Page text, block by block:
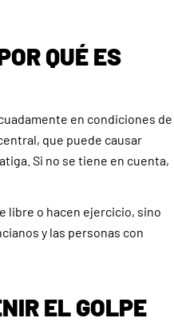
QUÉ ES
en condiciones de
que puede causar
Si no se tiene en cuenta,
libre o hacen ejercicio, sino
y las personas con
EL GOLPE